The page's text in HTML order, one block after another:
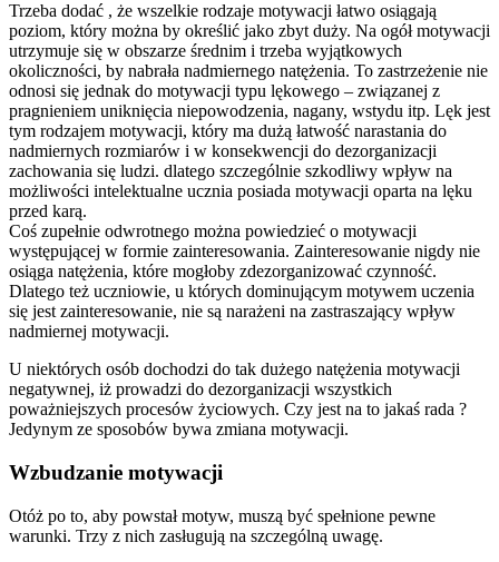
Trzeba dodać , że wszelkie rodzaje motywacji łatwo osiągają
poziom, który można by określić jako zbyt duży. Na ogół motywacji
utrzymuje się w obszarze średnim i trzeba wyjątkowych
okoliczności, by nabrała nadmiernego natężenia. To zastrzeżenie nie
odnosi się jednak do motywacji typu lękowego – związanej z
pragnieniem uniknięcia niepowodzenia, nagany, wstydu itp. Lęk jest
tym rodzajem motywacji, który ma dużą łatwość narastania do
nadmiernych rozmiarów i w konsekwencji do dezorganizacji
zachowania się ludzi. dlatego szczególnie szkodliwy wpływ na
możliwości intelektualne ucznia posiada motywacji oparta na lęku
przed karą.
Coś zupełnie odwrotnego można powiedzieć o motywacji
występującej w formie zainteresowania. Zainteresowanie nigdy nie
osiąga natężenia, które mogłoby zdezorganizować czynność.
Dlatego też uczniowie, u których dominującym motywem uczenia
się jest zainteresowanie, nie są narażeni na zastraszający wpływ
nadmiernej motywacji.
U niektórych osób dochodzi do tak dużego natężenia motywacji
negatywnej, iż prowadzi do dezorganizacji wszystkich
poważniejszych procesów życiowych. Czy jest na to jakaś rada ?
Jedynym ze sposobów bywa zmiana motywacji.
Wzbudzanie motywacji
Otóż po to, aby powstał motyw, muszą być spełnione pewne
warunki. Trzy z nich zasługują na szczególną uwagę.